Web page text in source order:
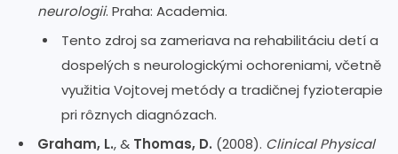
neurologii. Praha: Academia.
Tento zdroj sa zameriava na rehabilitáciu detí a
dospelých s neurologickými ochoreniami, včetně
využitia Vojtovej metódy a tradičnej fyzioterapie
pri rôznych diagnózach.
Graham, L., & Thomas, D. (2008). Clinical Physical